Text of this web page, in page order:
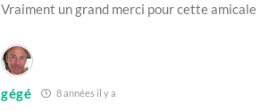
Vraiment un grand merci pour cette amicale
gégé 8 années il y a